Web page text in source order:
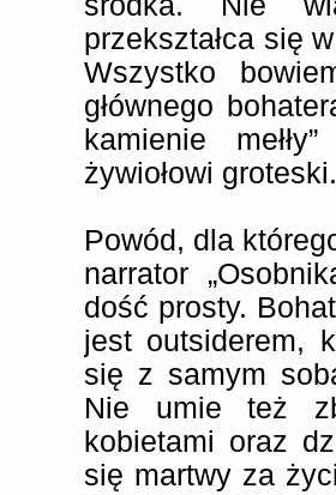
przekształca się
Wszystko
głównego
kamienie
żywiołowi groteski.
Powód, dla
narrator
dość prosty.
jest outsiderem,
się z samym
Nie umie też
kobietami oraz
się martwy za